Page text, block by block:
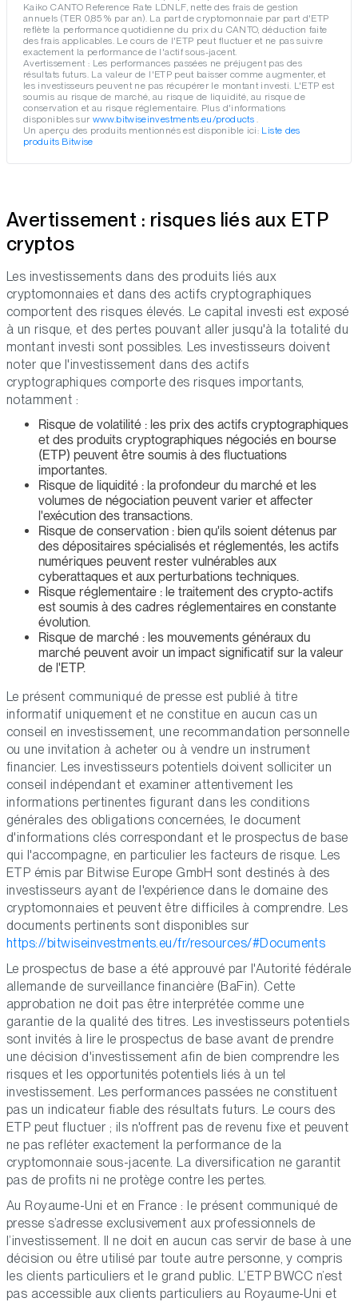
Kaiko CANTO Reference Rate LDNLF, nette des frais de gestion
annuels (TER 0,85 % par an). La part de cryptomonnaie par part d'ETP
reflète la performance quotidienne du prix du CANTO, déduction faite
des frais applicables. Le cours de l'ETP peut fluctuer et ne pas suivre
exactement la performance de l'actif sous-jacent.
Avertissement : Les performances passées ne préjugent pas des
résultats futurs. La valeur de l'ETP peut baisser comme augmenter, et
les investisseurs peuvent ne pas récupérer le montant investi. L'ETP est
soumis au risque de marché, au risque de liquidité, au risque de
conservation et au risque réglementaire. Plus d'informations
disponibles sur www.bitwiseinvestments.eu/products
Un aperçu des produits mentionnés est disponible ici: Liste des
produits Bitwise
Avertissement : risques liés aux ETP
cryptos
Les investissements dans des produits liés aux
cryptomonnaies et dans des actifs cryptographiques
comportent des risques élevés. Le capital investi est exposé
à un risque, et des pertes pouvant aller jusqu'à la totalité du
montant investi sont possibles. Les investisseurs doivent
noter que l'investissement dans des actifs
cryptographiques comporte des risques importants,
notamment :
Risque de volatilité : les prix des actifs cryptographiques
et des produits cryptographiques négociés en bourse
(ETP) peuvent être soumis à des fluctuations
importantes.
Risque de liquidité : la profondeur du marché et les
volumes de négociation peuvent varier et affecter
l'exécution des transactions.
Risque de conservation : bien qu'ils soient détenus par
des dépositaires spécialisés et réglementés, les actifs
numériques peuvent rester vulnérables aux
cyberattaques et aux perturbations techniques.
Risque réglementaire : le traitement des crypto-actifs
est soumis à des cadres réglementaires en constante
évolution.
Risque de marché : les mouvements généraux du
marché peuvent avoir un impact significatif sur la valeur
de l'ETP.
Le présent communiqué de presse est publié à titre
informatif uniquement et ne constitue en aucun cas un
conseil en investissement, une recommandation personnelle
ou une invitation à acheter ou à vendre un instrument
financier. Les investisseurs potentiels doivent solliciter un
conseil indépendant et examiner attentivement les
informations pertinentes figurant dans les conditions
générales des obligations concernées, le document
d'informations clés correspondant et le prospectus de base
qui l'accompagne, en particulier les facteurs de risque. Les
ETP émis par Bitwise Europe GmbH sont destinés à des
investisseurs ayant de l'expérience dans le domaine des
cryptomonnaies et peuvent être difficiles à comprendre. Les
documents pertinents sont disponibles sur
https://bitwiseinvestments.eu/fr/resources/#Documents
Le prospectus de base a été approuvé par l'Autorité fédérale
allemande de surveillance financière (BaFin). Cette
approbation ne doit pas être interprétée comme une
garantie de la qualité des titres. Les investisseurs potentiels
sont invités à lire le prospectus de base avant de prendre
une décision d'investissement afin de bien comprendre les
risques et les opportunités potentiels liés à un tel
investissement. Les performances passées ne constituent
pas un indicateur fiable des résultats futurs. Le cours des
ETP peut fluctuer ; ils n'offrent pas de revenu fixe et peuvent
ne pas refléter exactement la performance de la
cryptomonnaie sous-jacente. La diversification ne garantit
pas de profits ni ne protège contre les pertes.
Au Royaume-Uni et en France : le présent communiqué de
presse s’adresse exclusivement aux professionnels de
l’investissement. Il ne doit en aucun cas servir de base à une
décision ou être utilisé par toute autre personne, y compris
les clients particuliers et le grand public. L’ETP BWCC n’est
pas accessible aux clients particuliers au Royaume-Uni et